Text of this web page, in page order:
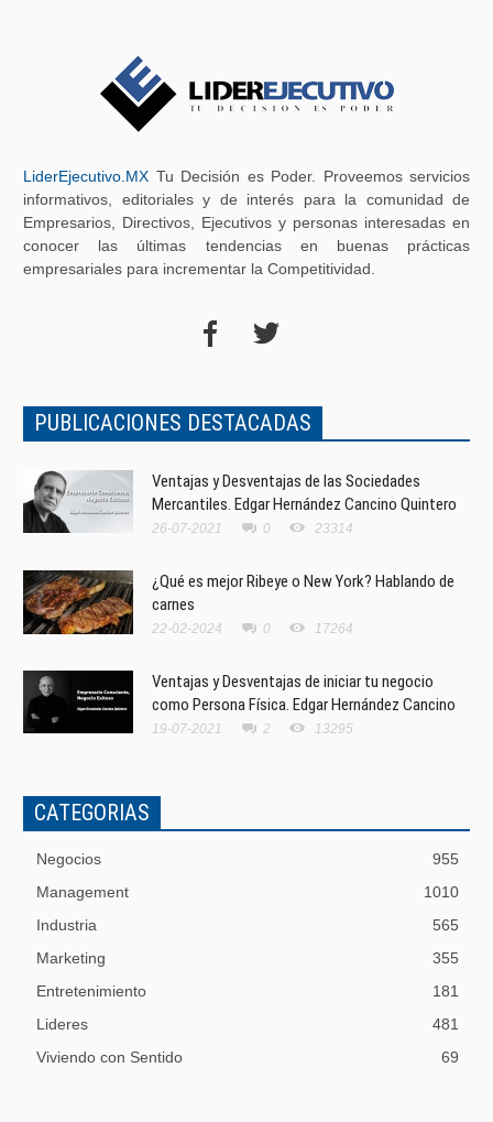
LiderEjecutivo.MX Tu Decisión es Poder. Proveemos servicios
informativos, editoriales y de interés para la comunidad de
Empresarios, Directivos, Ejecutivos y personas interesadas en
conocer las últimas tendencias en buenas prácticas
empresariales para incrementar la Competitividad.
PUBLICACIONES DESTACADAS
Ventajas y Desventajas de las Sociedades
Mercantiles. Edgar Hernández Cancino Quintero
26-07-2021 0 23314
¿Qué es mejor Ribeye o New York? Hablando de
carnes
22-02-2024 0 17264
Ventajas y Desventajas de iniciar tu negocio
como Persona Física. Edgar Hernández Cancino
19-07-2021 2 13295
CATEGORIAS
Negocios
955
Management
1010
Industria
565
Marketing
355
Entretenimiento
181
Lideres
481
Viviendo con Sentido
69